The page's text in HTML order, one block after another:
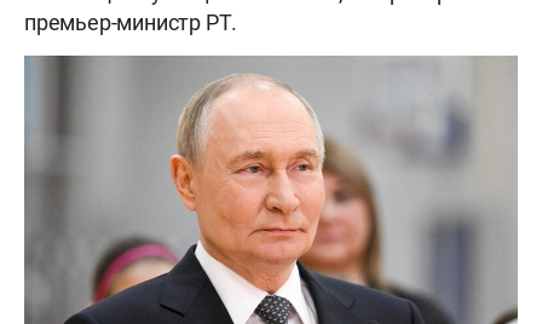
премьер-министр РТ.